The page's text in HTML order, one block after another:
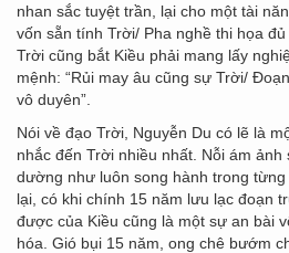
nhan sắc tuyệt trần, lại cho một tài
vốn sẵn tính Trời/ Pha nghề thi họa
Trời cũng bắt Kiều phải mang lấy
mệnh: “Rủi may âu cũng sự Trời/
vô duyên”.
Nói về đạo Trời, Nguyễn Du có lẽ là
nhắc đến Trời nhiều nhất. Nỗi ám
dường như luôn song hành trong
lại, có khi chính 15 năm lưu lạc đoạn
được của Kiều cũng là một sự an bài
hóa. Gió bụi 15 năm, ong chê bướm